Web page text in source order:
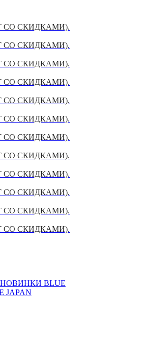
СО СКИДКАМИ).
СО СКИДКАМИ).
СО СКИДКАМИ).
СО СКИДКАМИ).
СО СКИДКАМИ).
СО СКИДКАМИ).
СО СКИДКАМИ).
СО СКИДКАМИ).
СО СКИДКАМИ).
СО СКИДКАМИ).
СО СКИДКАМИ).
СО СКИДКАМИ).
НОВИНКИ BLUE
JAPAN